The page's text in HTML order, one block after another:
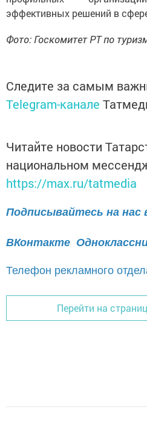
эффективных решений в
Фото: Госкомитет РТ по
Следите за самым
Telegram-канале
Читайте новости
национальном
https://max.ru/tatmedia
Подписывайтесь на нас
ВКонтакте
Телефон рекламного
Перейти на